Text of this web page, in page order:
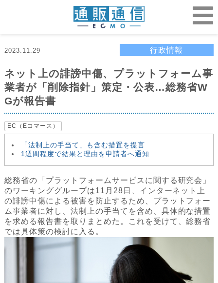
2023.11.29 行政情報
ネット上の誹謗中傷、プラットフォーム事
業者が「削除指針」策定・公表…総務省W
Gが報告書
EC（Eコマース）
「法制上の手当て」も含む措置を提言
1週間程度で結果と理由を申請者へ通知
総務省の「プラットフォームサービスに関する研究会」
のワーキンググループは11月28日、インターネット上
の誹謗中傷による被害を防止するため、プラットフォー
ム事業者に対し、法制上の手当てを含め、具体的な措置
を求める報告書を取りまとめた。これを受けて、総務省
では具体策の検討に入る。